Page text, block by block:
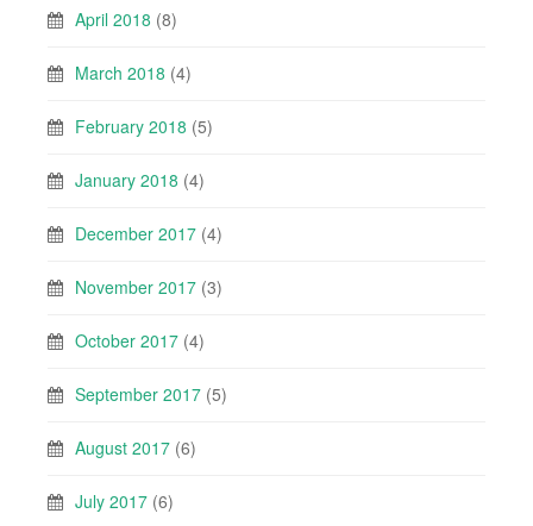
April 2018 (8)
March 2018 (4)
February 2018 (5)
January 2018 (4)
December 2017 (4)
November 2017 (3)
October 2017 (4)
September 2017 (5)
August 2017 (6)
July 2017 (6)